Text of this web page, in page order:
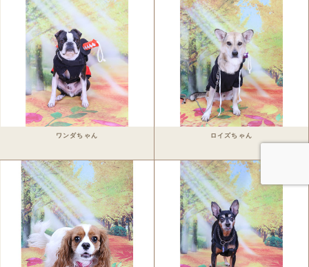
ワンダちゃん ロイズちゃん
ワンちゃん写真集
今月のパシャワン月間グランプリ
最新月撮影会アルバム
取扱商品一覧
日用雑貨＆文具
マグカップ
クリアファイル
眼鏡ケース
インテリア雑貨